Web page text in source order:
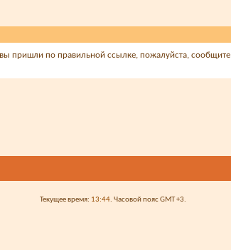
вы пришли по правильной ссылке, пожалуйста, сообщите
Текущее время: 13:44. Часовой пояс GMT +3.